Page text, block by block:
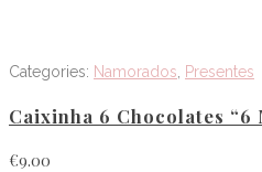
Categories: Namorados Presentes
Caixinha 6 Chocolates “6
€9.00